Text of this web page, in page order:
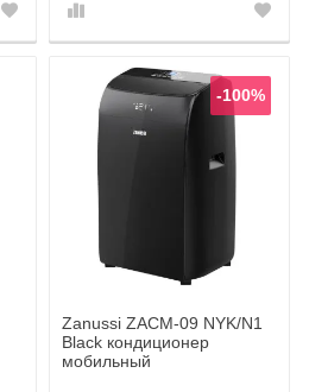
-100%
Zanussi ZACM-09 NYK/N1
Black кондиционер
мобильный